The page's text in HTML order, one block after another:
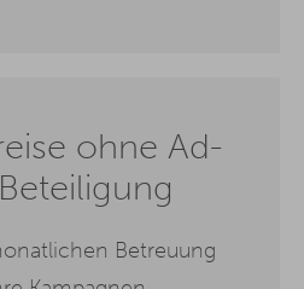
ohne Ad-
Betreuung